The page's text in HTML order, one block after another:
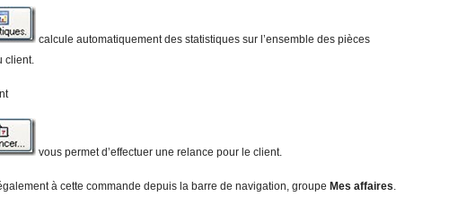
calcule automatiquement des statistiques sur l’ensemble des pièces
client.
vous permet d’effectuer une relance pour le client.
à cette commande depuis la barre de navigation, groupe Mes affaires.